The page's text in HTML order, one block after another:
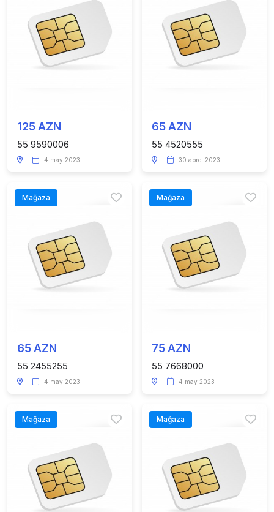
125 AZN
55 9590006
4 may 2023
65 AZN
55 4520555
30 aprel 2023
Mağaza
65 AZN
55 2455255
4 may 2023
Mağaza
75 AZN
55 7668000
4 may 2023
Mağaza Mağaza